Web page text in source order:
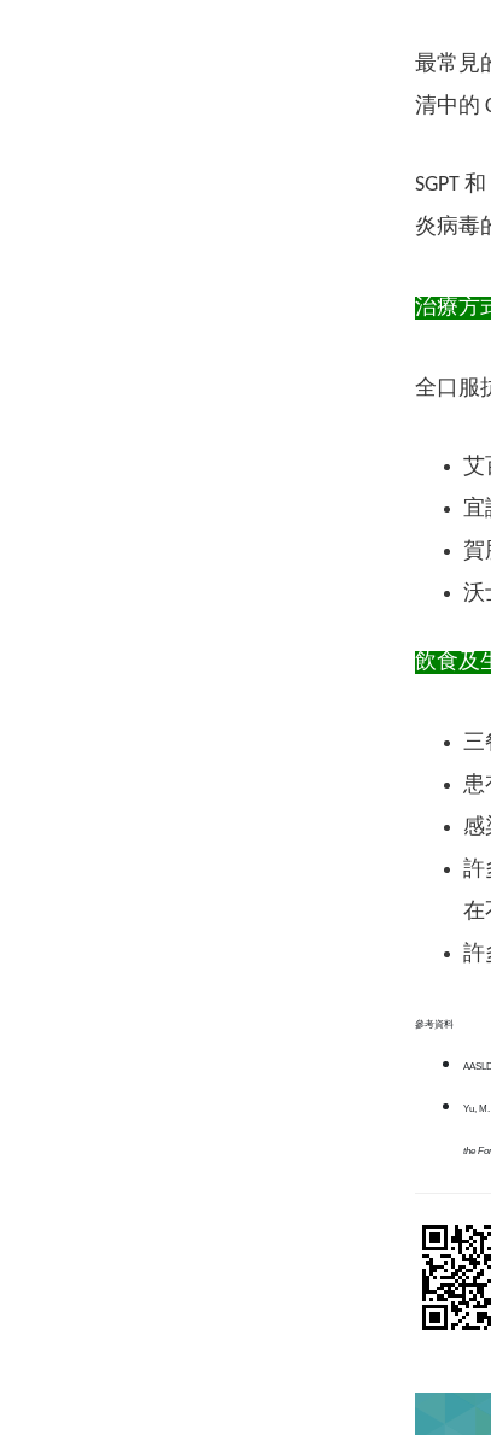
最常見
清中的
SGPT
炎病毒
治療方
全口服
艾
宜
賀
沃
飲食及
三
患
感
許
在
許
參考資料
Yu, M.
the